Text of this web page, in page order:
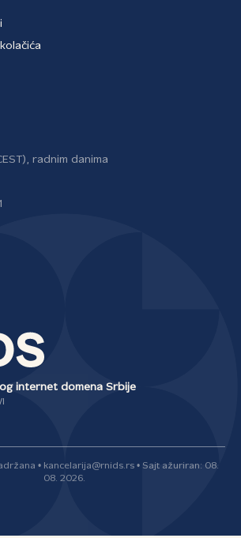
radnim danima
internet domena Srbije
• kancelarija@rnids.rs • Sajt ažuriran: 08.
08. 2026.